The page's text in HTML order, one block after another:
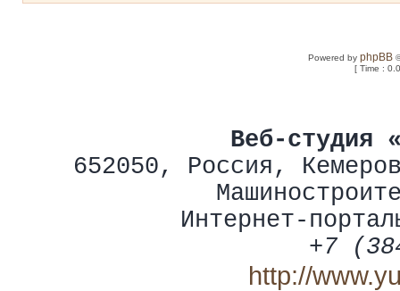
Powered byphpBB
[ Time :
Веб-студия
652050, Россия ,
Интернет-
+7
http://